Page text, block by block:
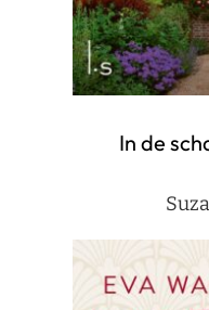
In de